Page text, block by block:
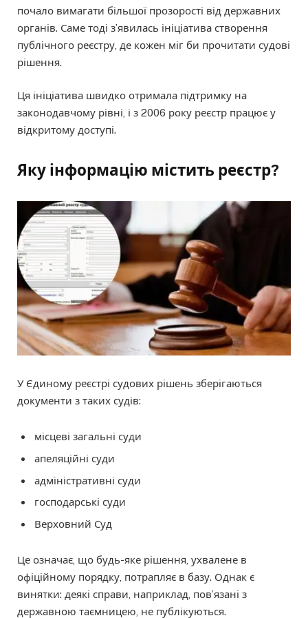
почало вимагати більшої прозорості від державних
органів. Саме тоді з’явилась ініціатива створення
публічного реєстру, де кожен міг би прочитати судові
рішення.
Ця ініціатива швидко отримала підтримку на
законодавчому рівні, і з 2006 року реєстр працює у
відкритому доступі.
Яку інформацію містить реєстр?
У Єдиному реєстрі судових рішень зберігаються
документи з таких судів:
місцеві загальні суди
апеляційні суди
адміністративні суди
господарські суди
Верховний Суд
Це означає, що будь-яке рішення, ухвалене в
офіційному порядку, потрапляє в базу. Однак є
винятки: деякі справи, наприклад, пов’язані з
державною таємницею, не публікуються.